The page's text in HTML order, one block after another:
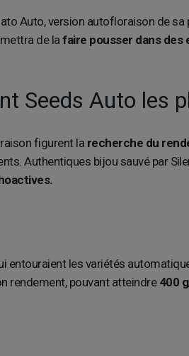
Auto, version autofloraison de sa
de lafaire pousser dans des
Seeds Auto les
figurent la recherche du
Authentiques bijou sauvé par
entouraient les variétés
rendement, pouvant atteindre 400